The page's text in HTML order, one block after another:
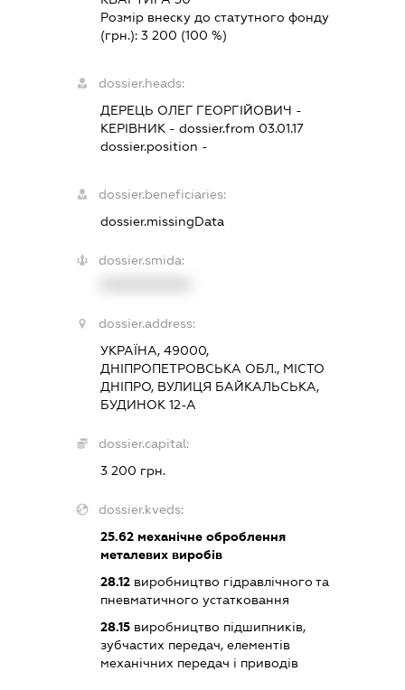
Розмір внеску до статутного фонду
(грн.):3 200 (100 %)
dossier.heads:
ДЕРЕЦЬ ОЛЕГ ГЕОРГІЙОВИЧ -
КЕРІВНИК - dossier.from 03.01.17
dossier.position -
dossier.beneficiaries:
dossier.missingData
dossier.smida:
dossier.address:
УКРАЇНА, 49000,
ДНІПРОПЕТРОВСЬКА ОБЛ., МІСТО
ДНІПРО, ВУЛИЦЯ БАЙКАЛЬСЬКА,
БУДИНОК 12-А
dossier.capital:
3 200 грн.
dossier.kveds:
25.62 механічне оброблення
металевих виробів
28.12 виробництво гідравлічного та
пневматичного устатковання
28.15 виробництво підшипників,
зубчастих передач, елементів
механічних передач і приводів